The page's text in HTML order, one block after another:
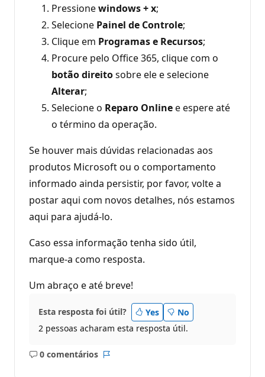
Pressionewindows + x;
Selecione Painel de Controle;
Clique em Programas e Recursos;
Procure pelo Office 365, clique com o
botão direitosobre ele e selecione
Alterar;
Selecione o Reparo Onlinee espere até
o término da operação.
Se houver mais dúvidas relacionadas aos
produtos Microsoft ou o comportamento
informado ainda persistir, por favor, volte a
postar aqui com novos detalhes, nós estamos
aqui para ajudá-lo.
Caso essa informação tenha sido útil,
marque-a como resposta.
Um abraço e até breve!
Esta resposta foi útil? Yes
No
2 pessoas acharam esta resposta útil.
0 comentários
Sem